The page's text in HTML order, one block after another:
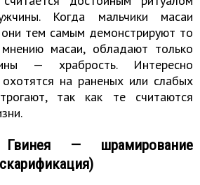
Когда мальчики масаи
они тем самым демонстрируют то
масаи, обладают только
— храбрость. Интересно
на раненых или слабых
так как те считаются
— шрамирование